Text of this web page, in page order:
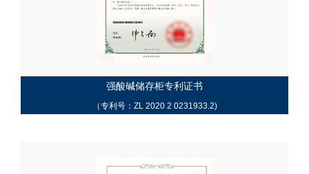
强酸碱储存柜专利证书
（专利号：ZL 2020 2 0231933.2)